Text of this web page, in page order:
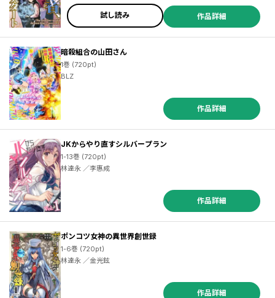
試し読み 作品詳細
暗殺組合の山田さん
1巻 (720pt)
BLZ
作品詳細
JKからやり直すシルバープラン
1-13巻 (720pt)
林達永 ／李惠成
作品詳細
ポンコツ女神の異世界創世録
1-6巻 (720pt)
林達永 ／金光鉉
作品詳細